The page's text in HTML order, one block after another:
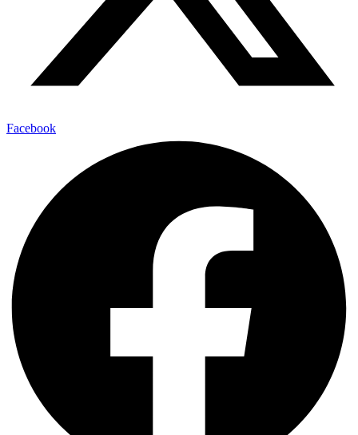
Facebook